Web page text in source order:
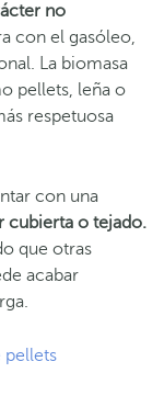
no
con el gasóleo,
La biomasa
pellets, leña o
respetuosa
con una
cubierta o tejado.
que otras
acabar
pellets